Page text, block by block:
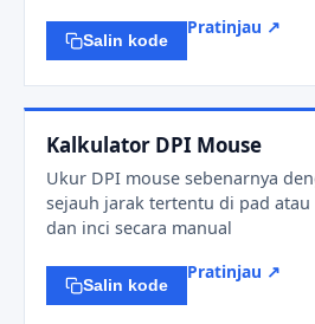
Salin kode
Pratinjau ↗
Kalkulator DPI Mouse
Ukur DPI mouse sebenarnya
sejauh jarak tertentu di pad
dan inci secara manual
Salin kode
Pratinjau ↗